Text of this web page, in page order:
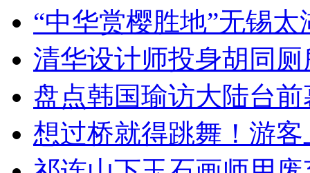
“中华赏樱胜地”无锡
清华设计师投身胡同
盘点韩国瑜访大陆台
想过桥就得跳舞！游客